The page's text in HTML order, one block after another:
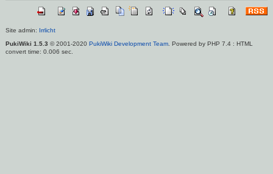
Site admin: Irrlicht
PukiWiki 1.5.3 © 2001-2020 PukiWiki Development Team. Powered by PHP 7.4 : HTML
convert time: 0.006 sec.